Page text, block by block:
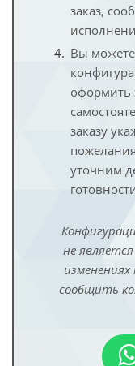
заказ,
Вы
оформить
заказу
уточним
не
сообщить